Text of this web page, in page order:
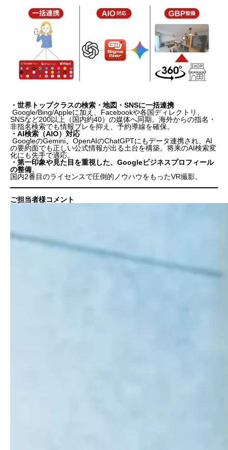
・ 世界トップクラスの検索・地図・SNSに一括連携
Google/Bing/Appleに加え、Facebookや各国ディレクトリ、
SNSなど200以上（国内約40）の媒体へ同期。海外からの指名・
非指名検索でも情報ブレを抑え、予約導線を確保。
・ AI検索（AIO）対応
GoogleのGemini、 OpenAIのChatGPTにもデータ連携され、AI
の要約面でも正しい公式情報が出る土台を構築。将来のAI検索変
化にも先手で適応。
・ 第一印象や見た目を重視した、Googleビジネスプロフィール
の整備。
国内2番目のライセンスで圧倒的ノウハウをもったVR撮影。
ご担当者様コメント